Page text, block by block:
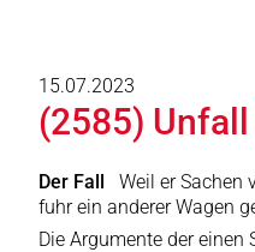
15.07.2023
(2585)
Der Fall
Weil er Sachen
fuhr ein anderer Wagen
Die Argumente der